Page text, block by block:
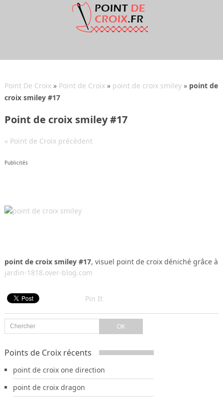
Point De Croix» Point de Croix» point de croix smiley» point de
croix smiley #17
Point de croix smiley #17
« Point de Croix précédent
Publicités
point de croix smiley #17, visuel point de croix déniché grâce à
jardin-1818.over-blog.com
Pin It
Points de Croix récents
point de croix one direction
point de croix dragon